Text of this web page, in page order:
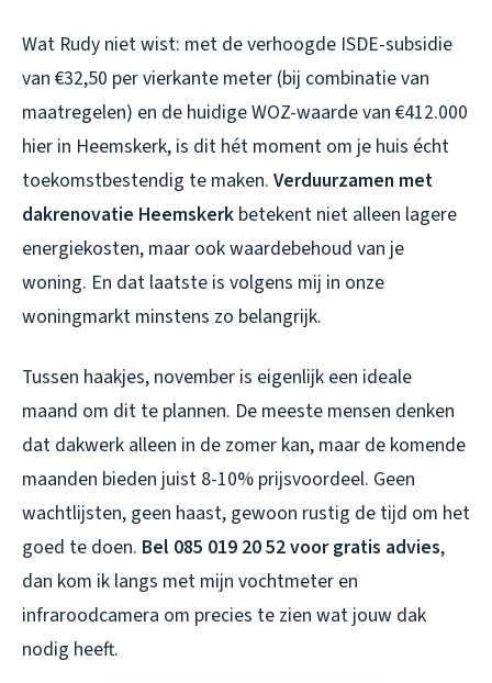
Wat Rudy niet wist: met de verhoogde ISDE-subsidie
van €32,50 per vierkante meter (bij combinatie van
maatregelen) en de huidige WOZ-waarde van €412.000
hier in Heemskerk, is dit hét moment om je huis écht
toekomstbestendig te maken. Verduurzamen met
dakrenovatie Heemskerk betekent niet alleen lagere
energiekosten, maar ook waardebehoud van je
woning. En dat laatste is volgens mij in onze
woningmarkt minstens zo belangrijk.
Tussen haakjes, november is eigenlijk een ideale
maand om dit te plannen. De meeste mensen denken
dat dakwerk alleen in de zomer kan, maar de komende
maanden bieden juist 8-10% prijsvoordeel. Geen
wachtlijsten, geen haast, gewoon rustig de tijd om het
goed te doen. Bel 085 019 20 52 voor gratis advies,
dan kom ik langs met mijn vochtmeter en
infraroodcamera om precies te zien wat jouw dak
nodig heeft.